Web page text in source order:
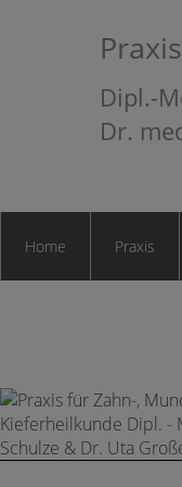
Dipl.-
Dr.
Home Praxis